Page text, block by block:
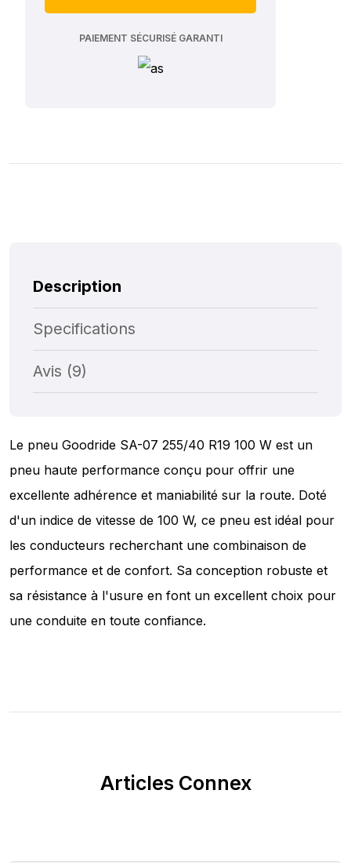
PAIEMENT SÉCURISÉ GARANTI
Description
Specifications
Avis (9)
Le pneu Goodride SA-07 255/40 R19 100 W est un
pneu haute performance conçu pour offrir une
excellente adhérence et maniabilité sur la route. Doté
d'un indice de vitesse de 100 W, ce pneu est idéal pour
les conducteurs recherchant une combinaison de
performance et de confort. Sa conception robuste et
sa résistance à l'usure en font un excellent choix pour
une conduite en toute confiance.
Articles Connex